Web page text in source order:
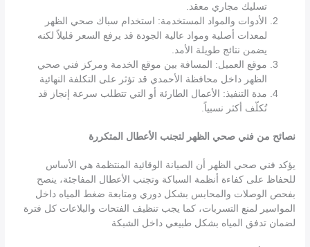
تسليك مجاري معقد.
الأدوات والمواد المستخدمة: استخدام سباك صحي الظهر
لمعدات أصلية ومواد عالية الجودة قد يرفع السعر قليلاً لكنه
يضمن نتائج طويلة الأمد.
موقع العميل: المسافة بين موقع الخدمة ومركز فني صحي
الظهر داخل محافظة الأحمدي قد تؤثر على التكلفة النهائية
مدة التنفيذ: الأعمال الطارئة أو التي تتطلب سرعة إنجاز قد
تُكلّف أكثر نسبياً.
نصائح من فني صحي الظهر لتجنب الأعطال المتكررة
يؤكد فني صحي الظهر أن الصيانة الوقائية المنتظمة هي الأساس
للحفاظ على كفاءة أنظمة السباكة وتجنب الأعطال المفاجئة، ينصح
بفحص الوصلات والمحابس بشكل دوري ومتابعة ضغط المياه داخل
المواسير لمنع التسربات، كما يجب تنظيف الفتحات والبلاعات كل فترة
لضمان تدفق المياه بشكل طبيعي داخل الشبكة